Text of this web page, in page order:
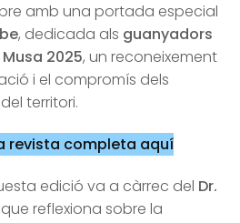
amb una portada especial
, dedicada als guanyadors
2025, un reconeixement
i el compromís dels
territori.
revista completa aquí
edició va a càrrec del Dr.
reflexiona sobre la